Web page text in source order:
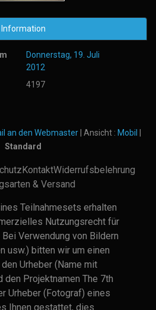
Information
Donnerstag, 19. Juli
2012
4197
an den Webmaster| Ansicht : Mobil
Standard
KontaktWiderrufsbelehrung
& Versand
Teilnahmesets erhalten
Nutzungsrecht für
Verwendung von Bildern
usw.) bitten wir um einen
Urheber (Name mit
den Projektnamen The 7th
Urheber (Fotograf) eines
Ihnen gestattet, dies